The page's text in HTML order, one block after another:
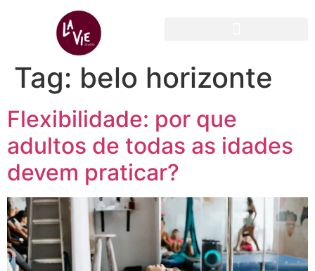
Tag: belo horizonte
Flexibilidade: por que
adultos de todas as idades
devem praticar?